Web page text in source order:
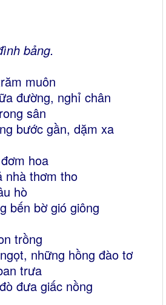
bảng.
muôn
đường, nghỉ chân
sân
bước gần, dặm xa
hoa
nhà thơm tho
hò
bến bờ gió giông
trồng
những hồng đào tơ
trưa
đưa giấc nồng